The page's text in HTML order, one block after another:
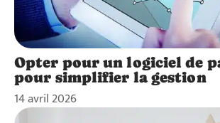
Opter pour un logiciel de
pour simplifier la gestion
14 avril 2026